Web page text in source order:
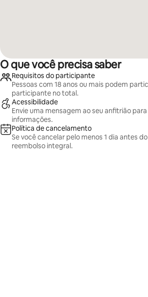
O que você precisa saber
Requisitos do participante
Pessoas com 18 anos ou mais podem
participante no total.
Acessibilidade
Envie uma mensagem ao seu anfitrião
informações.
Política de cancelamento
Se você cancelar pelo menos 1 dia antes
reembolso integral.